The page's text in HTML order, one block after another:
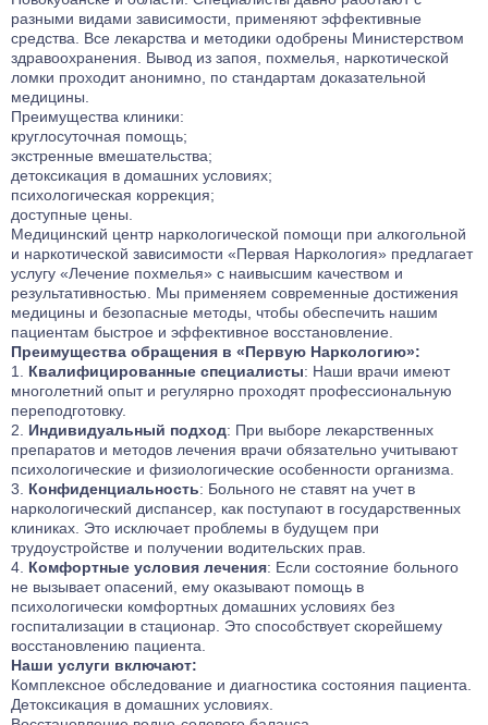
разными видами зависимости, применяют эффективные
средства. Все лекарства и методики одобрены Министерством
здравоохранения. Вывод из запоя , похмелья, наркотической
ломки проходит анонимно, по стандартам доказательной
медицины.
Преимущества клиники:
круглосуточная помощь;
экстренные вмешательства;
детоксикация в домашних условиях;
психологическая коррекция;
доступные цены.
Медицинский центр наркологической помощи при алкогольной
и наркотической зависимости «Первая Наркология» предлагает
услугу «Лечение похмелья» с наивысшим качеством и
результативностью. Мы применяем современные достижения
медицины и безопасные методы, чтобы обеспечить нашим
пациентам быстрое и эффективное восстановление.
Преимущества обращения в «Первую Наркологию»:
Квалифицированные специалисты: Наши врачи имеют
многолетний опыт и регулярно проходят профессиональную
переподготовку.
Индивидуальный подход: При выборе лекарственных
препаратов и методов лечения врачи обязательно учитывают
психологические и физиологические особенности организма.
Конфиденциальность: Больного не ставят на учет в
наркологический диспансер, как поступают в государственных
клиниках. Это исключает проблемы в будущем при
трудоустройстве и получении водительских прав.
Комфортные условия лечения: Если состояние больного
не вызывает опасений, ему оказывают помощь в
психологически комфортных домашних условиях без
госпитализации в стационар. Это способствует скорейшему
восстановлению пациента.
Наши услуги включают:
Комплексное обследование и диагностика состояния пациента.
Детоксикация в домашних условиях.